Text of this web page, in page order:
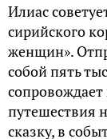
Илиас
сирийского
женщин».
собой пять
путешествия
сказку, в